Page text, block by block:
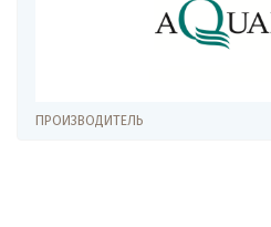
ПРОИЗВОДИТЕЛЬ